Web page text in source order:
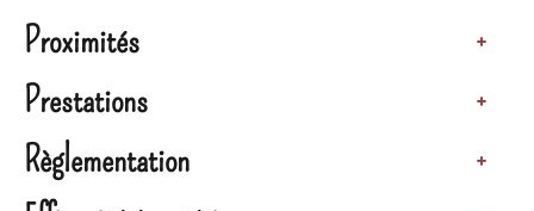
Proximités +
Prestations +
Règlementation +